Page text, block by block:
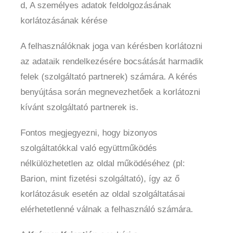
d, A személyes adatok feldolgozásának
korlátozásának kérése
A felhasználóknak joga van kérésben korlátozni
az adataik rendelkezésére bocsátását harmadik
felek (szolgáltató partnerek) számára. A kérés
benyújtása során megnevezhetőek a korlátozni
kívánt szolgáltató partnerek is.
Fontos megjegyezni, hogy bizonyos
szolgáltatókkal való együttműködés
nélkülözhetetlen az oldal működéséhez (pl:
Barion, mint fizetési szolgáltató), így az ő
korlátozásuk esetén az oldal szolgáltatásai
elérhetetlenné válnak a felhasználó számára.